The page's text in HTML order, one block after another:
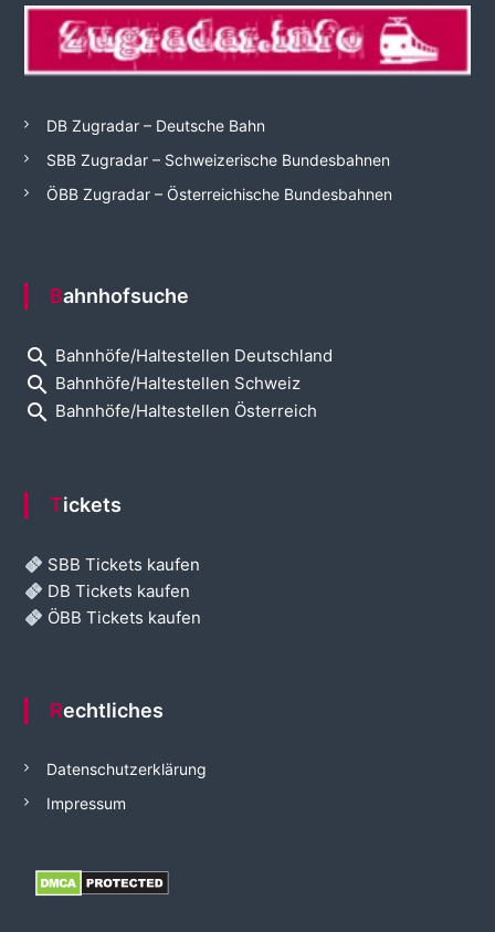
DB Zugradar – Deutsche Bahn
SBB Zugradar – Schweizerische Bundesbahnen
ÖBB Zugradar – Österreichische Bundesbahnen
Bahnhofsuche
search Bahnhöfe/Haltestellen Deutschland
search Bahnhöfe/Haltestellen Schweiz
search Bahnhöfe/Haltestellen Österreich
Tickets
SBB Tickets kaufen
DB Tickets kaufen
ÖBB Tickets kaufen
Rechtliches
Datenschutzerklärung
Impressum